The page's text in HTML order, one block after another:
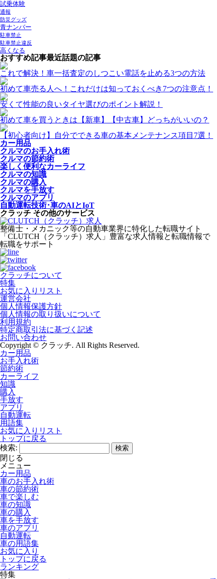
試乗体験
通報
防災グッズ
青ナンバー
駐車禁止
駐車禁止違反
高くなる
おすすめ記事最近話題の記事
これで解決！車一括査定のしつこい電話を止める3つの方法
初めて車売る人へ！これだけは知っておくべき7つの注意点！
安くて性能の良いタイヤ選びのポイント解説！
初めて車を買うときは【新車】【中古車】どっちがいいの？
【初心者向け】自分でできる車の基本メンテナンス項目7選！
カー用品
クルマのお手入れ術
クルマの節約術
楽しく便利なカーライフ
クルマの知識
クルマの購入
クルマを手放す
クルマのアプリ
自動運転技術･車のAIとIoT
クラッチ その他のサービス
整備士・メカニック等の自動車業界に特化した転職サイト
「CLUTCH（クラッチ）求人」豊富な求人情報と転職情報で
転職をサポート
クラッチについて
特集
お気に入りリスト
運営会社
個人情報保護方針
個人情報の取り扱いについて
利用規約
特定商取引法に基づく記述
お問い合わせ
Copyright © クラッチ. All Rights Reserved.
カー用品
お手入れ術
節約術
カーライフ
知識
購入
手放す
アプリ
自動運転
用語集
お気に入りリスト
トップに戻る
検索:
閉じる
メニュー
カー用品
車のお手入れ術
車の節約術
車で楽しむ
車の知識
車の購入
車を手放す
車のアプリ
自動運転
車の用語集
お気に入り
トップに戻る
ランキング
特集